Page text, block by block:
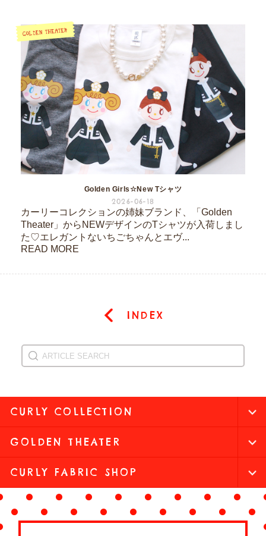
Golden Girls☆New Tシャツ
2026-06-18
カーリーコレクションの姉妹ブランド、「Golden
Theater」からNEWデザインのTシャツが入荷しまし
た♡エレガントないちごちゃんとエヴ...
READ MORE
INDEX
CURLY COLLECTION
GOLDEN THEATER
CURLY FABRIC SHOP